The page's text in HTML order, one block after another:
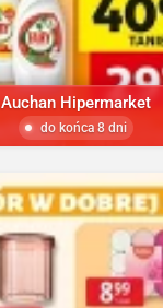
Auchan Hipermarket
do końca 8 dni